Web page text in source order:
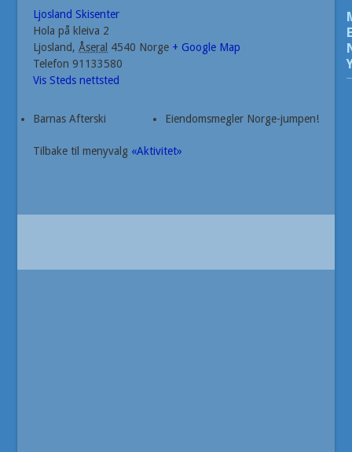
Ljosland Skisenter
Hola på kleiva 2
Ljosland, Åseral 4540 Norge + Google Map
Telefon 91133580
Vis Steds nettsted
Barnas Afterski Eiendomsmegler Norge-jumpen!
Tilbake til menyvalg «Aktivitet»
E